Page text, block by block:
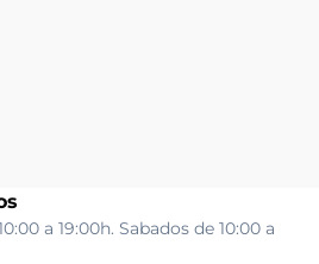
a 19:00h. Sabados de 10:00 a